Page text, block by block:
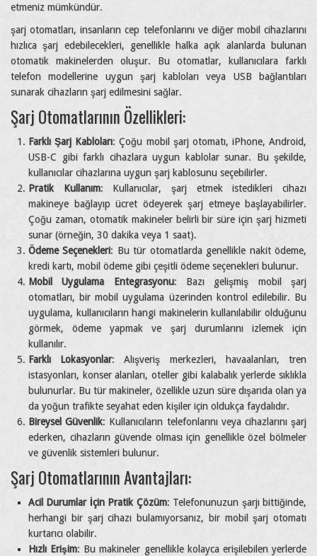
etmeniz mümkündür.
şarj otomatları, insanların cep telefonlarını ve diğer mobil cihazlarını
hızlıca şarj edebilecekleri, genellikle halka açık alanlarda bulunan
otomatik makinelerden oluşur. Bu otomatlar, kullanıcılara farklı
telefon modellerine uygun şarj kabloları veya USB bağlantıları
sunarak cihazların şarj edilmesini sağlar.
Şarj Otomatlarının Özellikleri:
Farklı Şarj Kabloları: Çoğu mobil şarj otomatı, iPhone, Android,
USB-C gibi farklı cihazlara uygun kablolar sunar. Bu şekilde,
kullanıcılar cihazlarına uygun şarj kablosunu seçebilirler.
Pratik Kullanım: Kullanıcılar, şarj etmek istedikleri cihazı
makineye bağlayıp ücret ödeyerek şarj etmeye başlayabilirler.
Çoğu zaman, otomatik makineler belirli bir süre için şarj hizmeti
sunar (örneğin, 30 dakika veya 1 saat).
Ödeme Seçenekleri: Bu tür otomatlarda genellikle nakit ödeme,
kredi kartı, mobil ödeme gibi çeşitli ödeme seçenekleri bulunur.
Mobil Uygulama Entegrasyonu: Bazı gelişmiş mobil şarj
otomatları, bir mobil uygulama üzerinden kontrol edilebilir. Bu
uygulama, kullanıcıların hangi makinelerin kullanılabilir olduğunu
görmek, ödeme yapmak ve şarj durumlarını izlemek için
kullanılır.
Farklı Lokasyonlar: Alışveriş merkezleri, havaalanları, tren
istasyonları, konser alanları, oteller gibi kalabalık yerlerde sıklıkla
bulunurlar. Bu tür makineler, özellikle uzun süre dışarıda olan ya
da yoğun trafikte seyahat eden kişiler için oldukça faydalıdır.
Bireysel Güvenlik: Kullanıcıların telefonlarını veya cihazlarını şarj
ederken, cihazların güvende olması için genellikle özel bölmeler
ve güvenlik sistemleri bulunur.
Şarj Otomatlarının Avantajları:
Acil Durumlar İçin Pratik Çözüm: Telefonunuzun şarjı bittiğinde,
herhangi bir şarj cihazı bulamıyorsanız, bir mobil şarj otomatı
kurtarıcı olabilir.
Hızlı Erişim: Bu makineler genellikle kolayca erişilebilen yerlerde